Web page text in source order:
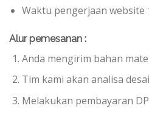
Waktu pengerjaan website
Alur pemesanan :
Anda mengirim bahan
Tim kami akan analisa
Melakukan pembayaran DP